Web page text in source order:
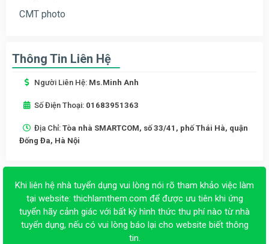
CMT photo
Thông Tin Liên Hệ
Người Liên Hệ: Ms.Minh Anh
Số Điện Thoại: 01683951363
Địa Chỉ: Tòa nhà SMARTCOM, số 33/41, phố Thái Hà, quận
Đống Đa, Hà Nội
Khi liên hệ nhà tuyển dụng vui lòng nói rõ tham khảo việc làm
tại website: thichlamthem.com để được ưu tiên khi ứng
tuyển hãy cảnh giác với bất kỳ hình thức thu phí nào từ nhà
tuyển dụng, nếu có vui lòng báo lại cho website biết thông
tin.